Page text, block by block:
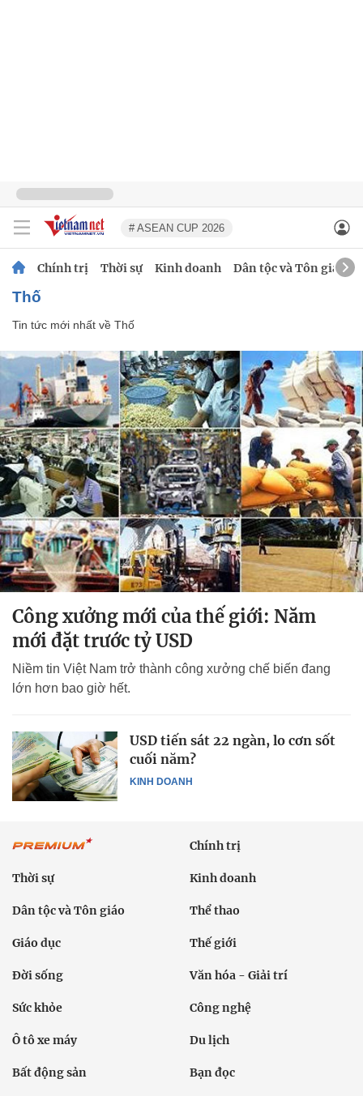
# ASEAN CUP 2026
Chính trị Thời sự Kinh doanh Dân tộc và Tôn giáo
Thố
Tin tức mới nhất về Thố
Công xưởng mới của thế giới: Năm
mới đặt trước tỷ USD
Niềm tin Việt Nam trở thành công xưởng chế biến đang
lớn hơn bao giờ hết.
KINH DOANH
USD tiến sát 22 ngàn, lo cơn sốt
cuối năm?
Chính trị
Thời sự Kinh doanh
Dân tộc và Tôn giáo Thể thao
Giáo dục Thế giới
Đời sống Văn hóa - Giải trí
Sức khỏe Công nghệ
Ô tô xe máy Du lịch
Bất động sản Bạn đọc